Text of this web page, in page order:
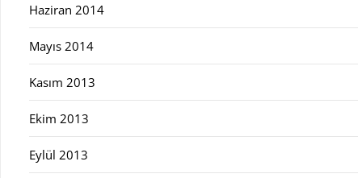
Haziran 2014
Mayıs 2014
Kasım 2013
Ekim 2013
Eylül 2013